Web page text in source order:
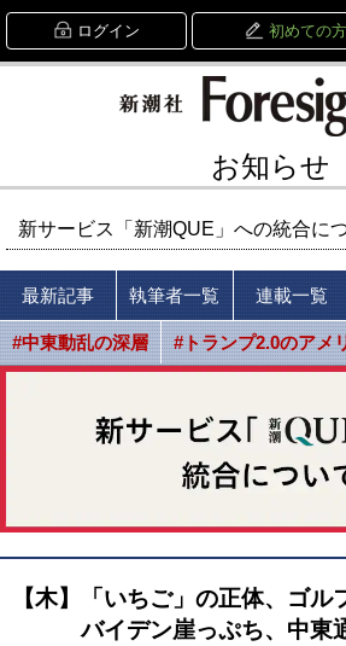
ログイン 初めての方
お知らせ
新サービス「新潮QUE」への統合に
最新記事 執筆者一覧 連載一覧
#中東動乱の深層 #トランプ2.0のアメ
【木】「いちご」の正体、ゴル
バイデン崖っぷち、中東